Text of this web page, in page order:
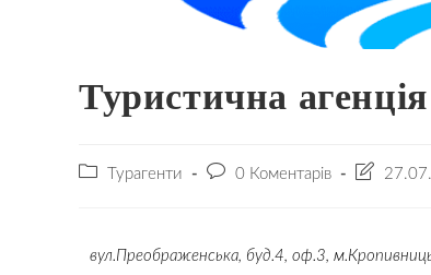
Туристична
Турагенти 0 Коментарів
вул.Преображенська, буд.4, оф.3,